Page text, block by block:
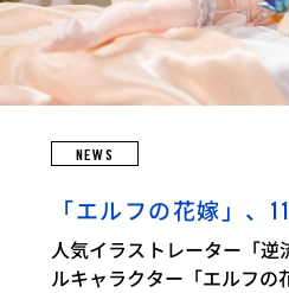
NEWS
「エルフの花嫁」、
人気イラストレーター「逆
ルキャラクター「エルフの